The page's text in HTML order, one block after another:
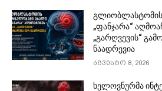
„ფანჯარა“
„გარღვევის“
ნაადრევია
აგვისტო 8, 2026
ხელოვნურმა